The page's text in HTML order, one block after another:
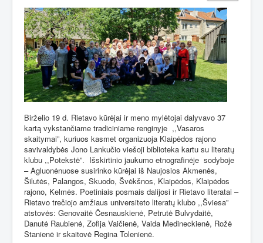
Birželio 19 d. Rietavo kūrėjai ir meno mylėtojai dalyvavo 37
kartą vykstančiame tradiciniame renginyje ,,Vasaros
skaitymai”, kuriuos kasmet organizuoja Klaipėdos rajono
savivaldybės Jono Lankučio viešoji biblioteka kartu su literatų
klubu ,,Potekstė”. Išskirtinio jaukumo etnografinėje sodyboje
– Agluonėnuose susirinko kūrėjai iš Naujosios Akmenės,
Šilutės, Palangos, Skuodo, Švėkšnos, Klaipėdos, Klaipėdos
rajono, Kelmės. Poetiniais posmais dalijosi ir Rietavo literatai –
Rietavo trečiojo amžiaus universiteto literatų klubo ,,Šviesa”
atstovės: Genovaitė Česnauskienė, Petrutė Bulvydaitė,
Danutė Raubienė, Zofija Vaičienė, Vaida Medineckienė, Rožė
Stanienė ir skaitovė Regina Tolenienė.